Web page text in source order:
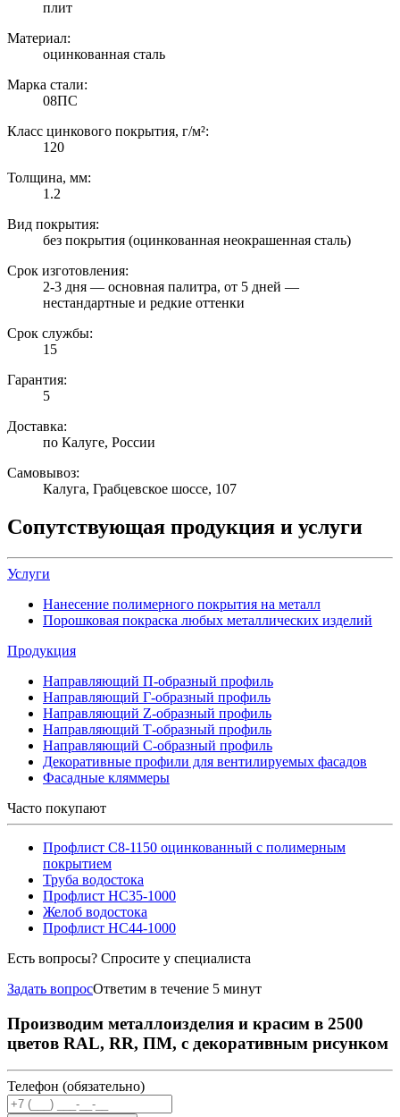
плит
Материал:
оцинкованная сталь
Марка стали:
08ПС
Класс цинкового покрытия, г/м²:
120
Толщина, мм:
1.2
Вид покрытия:
без покрытия (оцинкованная неокрашенная сталь)
Срок изготовления:
2-3 дня — основная палитра, от 5 дней —
нестандартные и редкие оттенки
Срок службы:
15
Гарантия:
5
Доставка:
по Калуге, России
Самовывоз:
Калуга, Грабцевское шоссе, 107
Сопутствующая продукция и услуги
Услуги
Нанесение полимерного покрытия на металл
Порошковая покраска любых металлических изделий
Продукция
Направляющий П-образный профиль
Направляющий Г-образный профиль
Направляющий Z-образный профиль
Направляющий Т-образный профиль
Направляющий С-образный профиль
Декоративные профили для вентилируемых фасадов
Фасадные кляммеры
Часто покупают
Профлист С8-1150 оцинкованный с полимерным
покрытием
Труба водостока
Профлист НС35-1000
Желоб водостока
Профлист НС44-1000
Есть вопросы? Спросите у специалиста
Задать вопросОтветим в течение 5 минут
Производим металлоизделия и красим в 2500
цветов RAL, RR, ПМ, с декоративным рисунком
Телефон (обязательно)